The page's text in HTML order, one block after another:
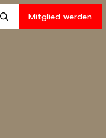
Mitglied werden